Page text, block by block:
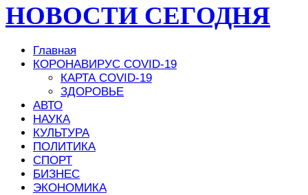
НОВОСТИ СЕГОДНЯ
Главная
КОРОНАВИРУС COVID-19
КАРТА COVID-19
ЗДОРОВЬЕ
АВТО
НАУКА
КУЛЬТУРА
ПОЛИТИКА
СПОРТ
БИЗНЕС
ЭКОНОМИКА